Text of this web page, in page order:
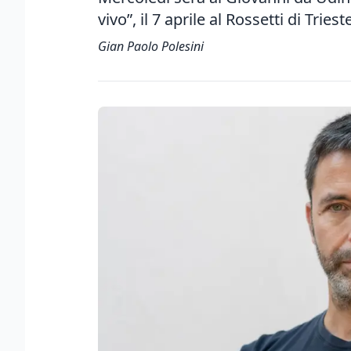
vivo”, il 7 aprile al Rossetti di
Gian Paolo Polesini